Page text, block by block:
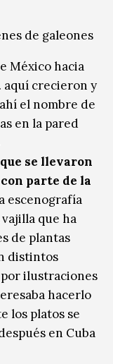
de galeones
México hacia
aquí crecieron y
el nombre de
en la pared
se llevaron
parte de la
escenografía
que ha
de plantas
distintos
ilustraciones
hacerlo
los platos se
en Cuba